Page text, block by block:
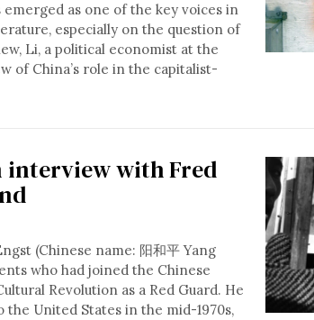
as one of the key voices in
especially on the question of
Li, a political economist at the
of China’s role in the capitalist-
interview with Fred
(Chinese name: 阳和平 Yang
who had joined the Chinese
Revolution as a Red Guard. He
United States in the mid-1970s,